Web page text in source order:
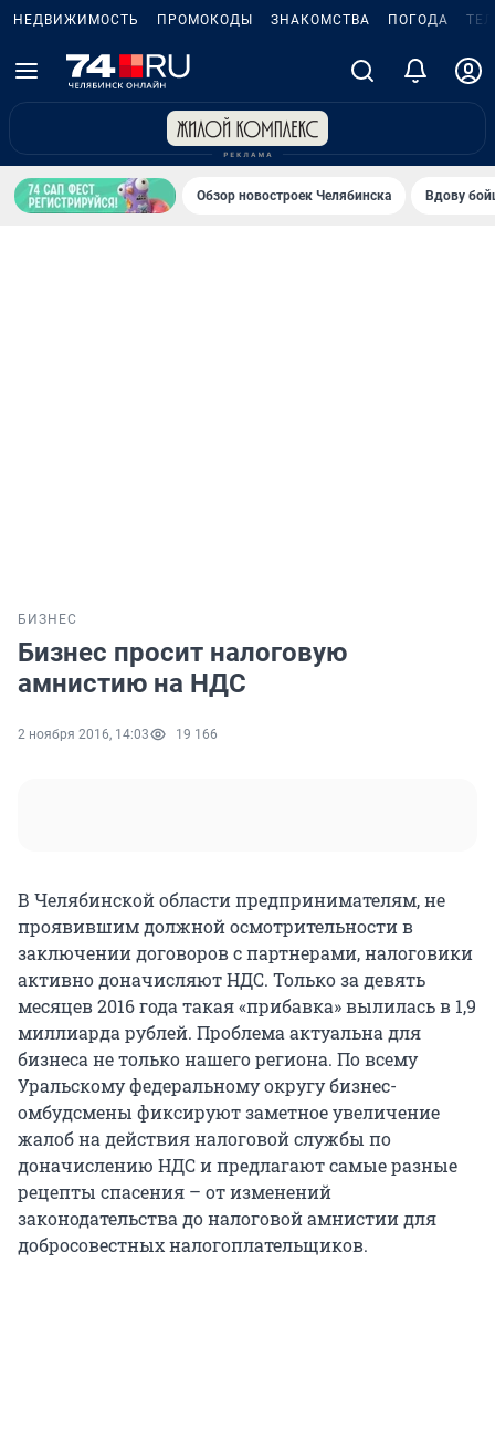
НЕДВИЖИМОСТЬ ПРОМОКОДЫ ЗНАКОМСТВА ПОГОДА
Обзор новостроек Челябинска Вдову
БИЗНЕС
Бизнес просит налоговую
амнистию на НДС
2 ноября 2016, 14:03 19 166
В Челябинской области предпринимателям, не
проявившим должной осмотрительности в
заключении договоров с партнерами, налоговики
активно доначисляют НДС. Только за девять
месяцев 2016 года такая «прибавка» вылилась в 1,9
миллиарда рублей. Проблема актуальна для
бизнеса не только нашего региона. По всему
Уральскому федеральному округу бизнес-
омбудсмены фиксируют заметное увеличение
жалоб на действия налоговой службы по
доначислению НДС и предлагают самые разные
рецепты спасения – от изменений
законодательства до налоговой амнистии для
добросовестных налогоплательщиков.